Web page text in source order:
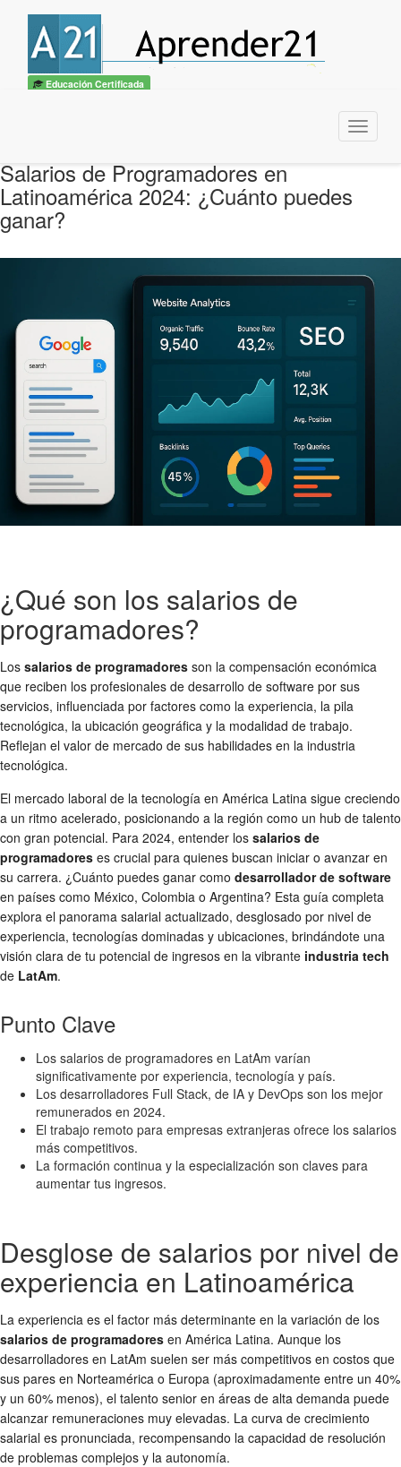
Educación Certificada
Menu
Salarios de Programadores en
Latinoamérica 2024: ¿Cuánto puedes
ganar?
¿Qué son los salarios de
programadores?
Los salarios de programadores son la compensación económica
que reciben los profesionales de desarrollo de software por sus
servicios, influenciada por factores como la experiencia, la pila
tecnológica, la ubicación geográfica y la modalidad de trabajo.
Reflejan el valor de mercado de sus habilidades en la industria
tecnológica.
El mercado laboral de la tecnología en América Latina sigue creciendo
a un ritmo acelerado, posicionando a la región como un hub de talento
con gran potencial. Para 2024, entender los salarios de
programadores es crucial para quienes buscan iniciar o avanzar en
su carrera. ¿Cuánto puedes ganar como desarrollador de software
en países como México, Colombia o Argentina? Esta guía completa
explora el panorama salarial actualizado, desglosado por nivel de
experiencia, tecnologías dominadas y ubicaciones, brindándote una
visión clara de tu potencial de ingresos en la vibrante industria tech
de LatAm.
Punto Clave
Los salarios de programadores en LatAm varían
significativamente por experiencia, tecnología y país.
Los desarrolladores Full Stack, de IA y DevOps son los mejor
remunerados en 2024.
El trabajo remoto para empresas extranjeras ofrece los salarios
más competitivos.
La formación continua y la especialización son claves para
aumentar tus ingresos.
Desglose de salarios por nivel de
experiencia en Latinoamérica
La experiencia es el factor más determinante en la variación de los
salarios de programadores en América Latina. Aunque los
desarrolladores en LatAm suelen ser más competitivos en costos que
sus pares en Norteamérica o Europa (aproximadamente entre un 40%
y un 60% menos), el talento senior en áreas de alta demanda puede
alcanzar remuneraciones muy elevadas. La curva de crecimiento
salarial es pronunciada, recompensando la capacidad de resolución
de problemas complejos y la autonomía.